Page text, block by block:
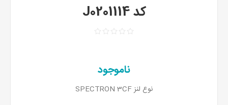
کد J0201114
ناموجود
نوع لنز SPECTRON 3CF